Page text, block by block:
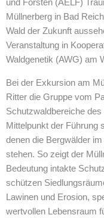
Müllnerberg in Bad
Wald der Zukunft
Veranstaltung in
Waldgenetik (AWG) am
Bei der Exkursion am
Ritter die Gruppe vom
Schutzwaldbereiche
Mittelpunkt der Führung
denen die Bergwälder
stehen. So zeigt der
Bedeutung intakte
schützen
Lawinen und Erosion,
wertvollen Lebensraum